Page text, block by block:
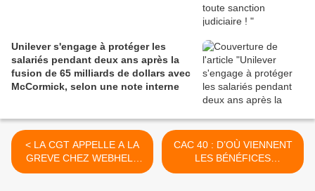
Unilever s'engage à protéger les
salariés pendant deux ans après la
fusion de 65 milliards de dollars avec
McCormick, selon une note interne
< LA CGT APPELLE A LA
GREVE CHEZ WEBHELP
COMPIEGNE
CAC 40 : D’OÙ VIENNENT
LES BÉNÉFICES
RECORDS DE